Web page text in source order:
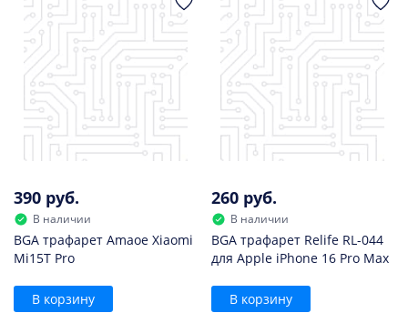
390 руб.
В наличии
BGA трафарет Amaoe Xiaomi
Mi15T Pro
В корзину
260 руб.
В наличии
BGA трафарет Relife RL-044
для Apple iPhone 16 Pro Max
В корзину